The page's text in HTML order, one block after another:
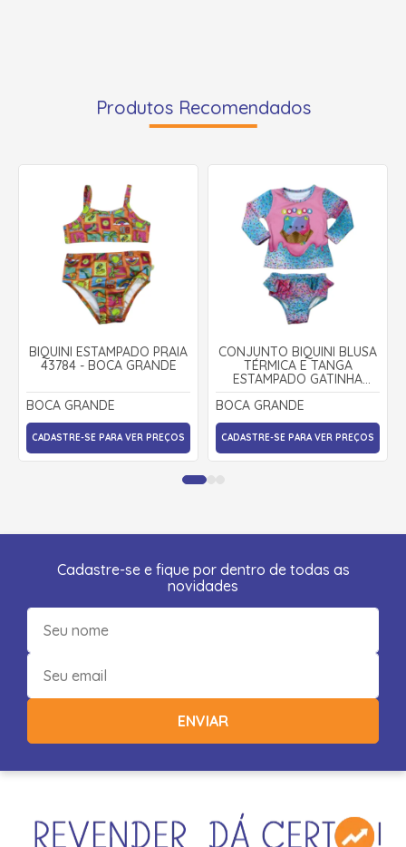
Produtos Recomendados
BIQUINI ESTAMPADO PRAIA
43784 - BOCA GRANDE
BOCA GRANDE
CADASTRE-SE PARA VER PREÇOS
CONJUNTO BIQUINI BLUSA
TÉRMICA E TANGA
ESTAMPADO GATINHA
12797 - BOCA GRANDE
BOCA GRANDE
CADASTRE-SE PARA VER PREÇOS
Cadastre-se e fique por dentro de todas as
novidades
ENVIAR